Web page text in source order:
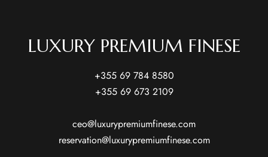
LUXURY PREMIUM FINESE
+355 69 784 8580
+355 69 673 2109
ceo@luxurypremiumfinese.com
reservation@luxurypremiumfinese.com